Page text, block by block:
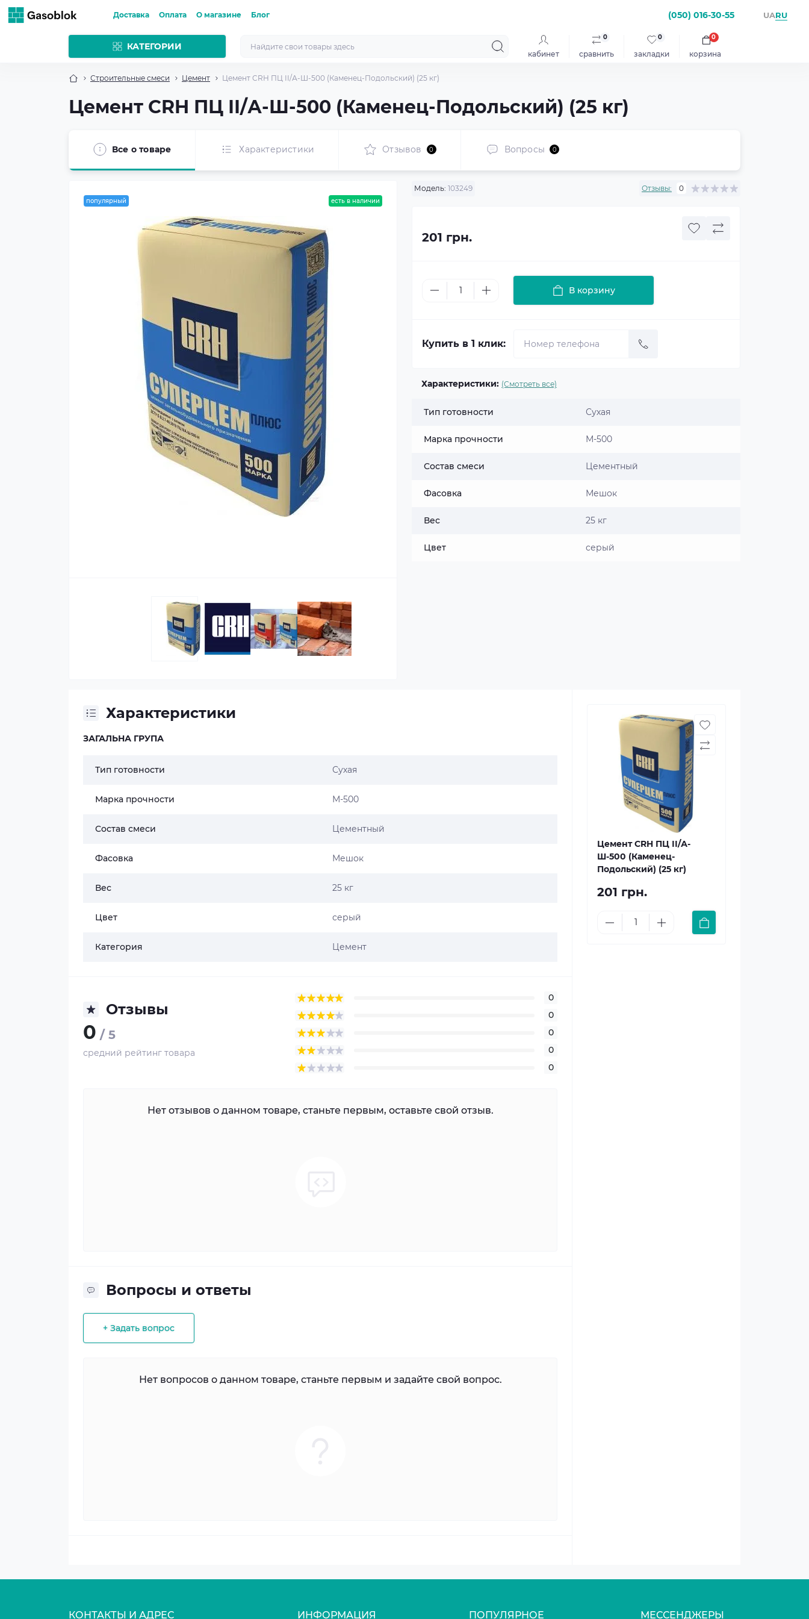
Доставка Оплата О магазине Блог (050) 016-30-55 UARU
КАТЕГОРИИ
кабинет сравнить
0
закладки
0
корзина
0
Строительные смеси Цемент Цемент CRH ПЦ ІІ/А-Ш-500 (Каменец-Подольский) (25 кг)
Цемент CRH ПЦ ІІ/А-Ш-500 (Каменец-Подольский) (25 кг)
Все о товаре Характеристики Отзывов 0 Вопросы 0
популярный есть в наличии
Модель: 103249 Отзывы: 0
201 грн.
В корзину
Купить в 1 клик:
Характеристики: (Смотреть все)
Тип готовности Сухая
Марка прочности М-500
Состав смеси Цементный
Фасовка Мешок
Вес 25 кг
Цвет серый
Характеристики
ЗАГАЛЬНА ГРУПА
Тип готовности Сухая
Марка прочности М-500
Состав смеси Цементный
Фасовка Мешок
Вес 25 кг
Цвет серый
Категория Цемент
Отзывы
0 / 5
средний рейтинг товара
0
0
0
0
0
Нет отзывов о данном товаре, станьте первым, оставьте свой отзыв.
Вопросы и ответы
+ Задать вопрос
Нет вопросов о данном товаре, станьте первым и задайте свой вопрос.
Цемент CRH ПЦ ІІ/А-
Ш-500 (Каменец-
Подольский) (25 кг)
201 грн.
КОНТАКТЫ И АДРЕС ИНФОРМАЦИЯ ПОПУЛЯРНОЕ МЕССЕНДЖЕРЫ